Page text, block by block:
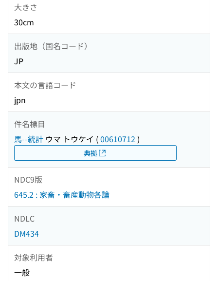
大きさ
30cm
出版地（国名コード）
JP
本文の言語コード
jpn
件名標目
馬--統計 ウマ トウケイ (00610712 )
典拠
NDC9版
645.2 : 家畜・畜産動物各論
NDLC
DM434
対象利用者
一般